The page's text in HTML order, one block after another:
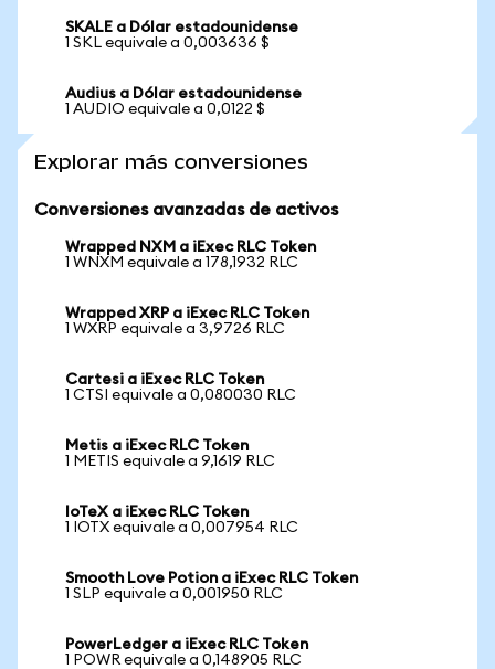
SKALE a Dólar estadounidense
1 SKL equivale a 0,003636 $
Audius a Dólar estadounidense
1 AUDIO equivale a 0,0122 $
Explorar más conversiones
Conversiones avanzadas de activos
Wrapped NXM a iExec RLC Token
1 WNXM equivale a 178,1932 RLC
Wrapped XRP a iExec RLC Token
1 WXRP equivale a 3,9726 RLC
Cartesi a iExec RLC Token
1 CTSI equivale a 0,080030 RLC
Metis a iExec RLC Token
1 METIS equivale a 9,1619 RLC
IoTeX a iExec RLC Token
1 IOTX equivale a 0,007954 RLC
Smooth Love Potion a iExec RLC Token
1 SLP equivale a 0,001950 RLC
PowerLedger a iExec RLC Token
1 POWR equivale a 0,148905 RLC